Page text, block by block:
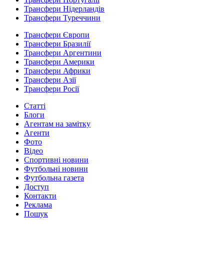
Трансфери Нідерландів
Трансфери Туреччини
Трансфери Європи
Трансфери Бразилії
Трансфери Аргентини
Трансфери Америки
Трансфери Африки
Трансфери Азії
Трансфери Росії
Статті
Блоги
Агентам на замітку
Агенти
Фото
Відео
Спортивні новини
Футбольні новини
Футбольна газета
Доступ
Контакти
Реклама
Пошук